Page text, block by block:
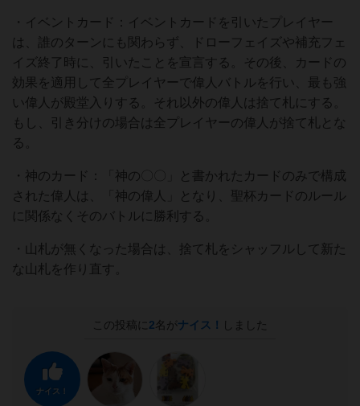
・イベントカード：イベントカードを引いたプレイヤー
は、誰のターンにも関わらず、ドローフェイズや補充フェ
イズ終了時に、引いたことを宣言する。その後、カードの
効果を適用して全プレイヤーで偉人バトルを行い、最も強
い偉人が殿堂入りする。それ以外の偉人は捨て札にする。
もし、引き分けの場合は全プレイヤーの偉人が捨て札とな
る。
・神のカード：「神の〇〇」と書かれたカードのみで構成
された偉人は、「神の偉人」となり、聖杯カードのルール
に関係なくそのバトルに勝利する。
・山札が無くなった場合は、捨て札をシャッフルして新た
な山札を作り直す。
この投稿に 2名がナイス！ しました
ナイス！